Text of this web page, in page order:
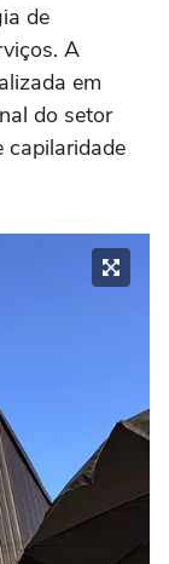
de
A
em
do setor
capilaridade